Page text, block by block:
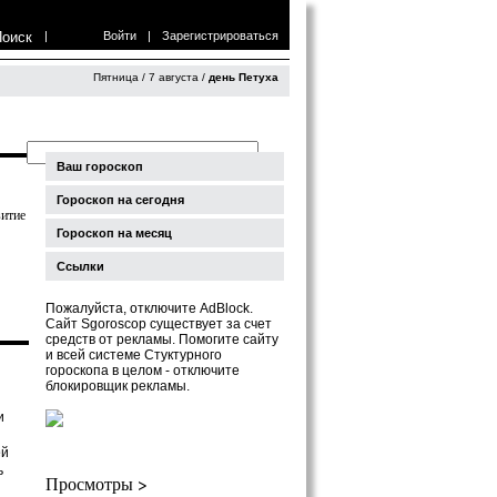
| Войти | Зарегистрироваться
Пятница / 7 августа / день Петуха
Ваш гороскоп
Гороскоп на сегодня
Гороскоп на месяц
Ссылки
Пожалуйста, отключите AdBlock.
Сайт Sgoroscop существует за счет
средств от рекламы. Помогите сайту
и всей системе Стуктурного
гороскопа в целом - отключите
блокировщик рекламы.
Просмотры >